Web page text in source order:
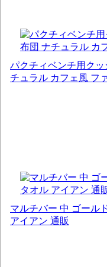
パクチィベンチ用ク
チュラル カフェ風 フ
マルチバー 中 ゴール
アイアン 通販